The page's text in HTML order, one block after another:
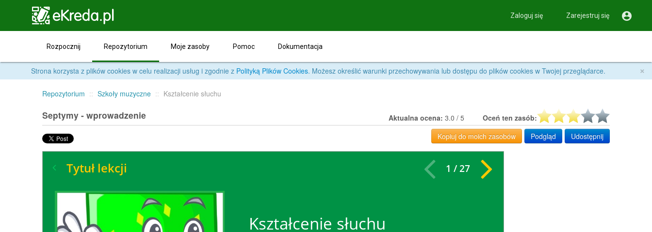
Zaloguj się Zarejestruj się 
Rozpocznij Repozytorium Moje zasoby Pomoc Dokumentacja